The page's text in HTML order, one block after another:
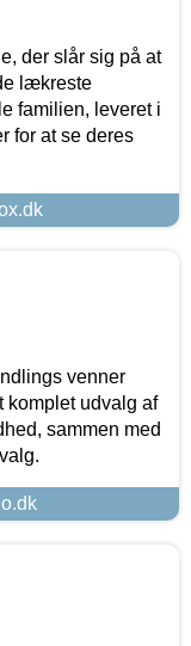
der slår sig på at
lækreste
familien, leveret i
for at se deres
venner
komplet udvalg af
sammen med